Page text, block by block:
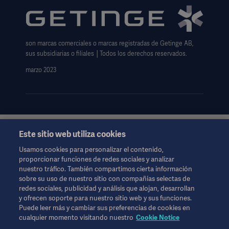
Exención de responsabilidad de uso del sitio web
Aviso sobre las cookies
Formulario de solicitud de datos
son marcas comerciales o marcas registradas de Getinge AB,
sus subsidiarias o filiales │Todos los derechos reservados.
marzo 2023
Esta información está dirigida exclusivamente a profesionales
de la salud u otras audiencias profesionales y son sólo para
fines informativos, no es exhaustiva y por lo tanto no debe ser
invocado como un reemplazo de las instrucciones de uso,
manual de servicio o consejo médico.
Getinge no se responsabiliza de ninguna acción u omisión de
ninguna parte basada en este material, y la confianza depositada
en él es responsabilidad exclusiva del usuario.
Cualquier terapia, solución o producto mencionado podría no
Este sitio web utiliza cookies
Usamos cookies para personalizar el contenido,
proporcionar funciones de redes sociales y analizar
nuestro tráfico. También compartimos cierta información
sobre su uso de nuestro sitio con compañías selectas de
redes sociales, publicidad y análisis que alojan, desarrollan
y ofrecen soporte para nuestro sitio web y sus funciones.
Puede leer más y cambiar sus preferencias de cookies en
cualquier momento visitando nuestro Cookie Notice